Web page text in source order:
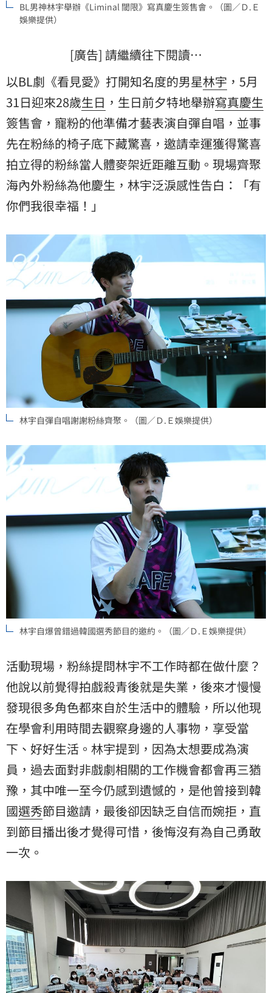
BL男神林宇舉辦《Liminal 閾限》寫真慶生簽售會。（圖／Ｄ.Ｅ
娛樂提供）
[廣告] 請繼續往下閱讀…
以BL劇《看見愛》打開知名度的男星林宇 ，5月
31日迎來28歲生日 ，生日前夕特地舉辦寫真慶生
簽售會，寵粉的他準備才藝表演自彈自唱，並事
先在粉絲的椅子底下藏驚喜，邀請幸運獲得驚喜
拍立得的粉絲當人體麥架近距離互動。現場齊聚
海內外粉絲為他慶生，林宇泛淚感性告白：「有
你們我很幸福！」
林宇自彈自唱謝謝粉絲齊聚。（圖／Ｄ.Ｅ娛樂提供）
林宇自爆曾錯過韓國選秀節目的邀約。（圖／Ｄ.Ｅ娛樂提供）
活動現場，粉絲提問林宇不工作時都在做什麼？
他說以前覺得拍戲殺青後就是失業，後來才慢慢
發現很多角色都來自於生活中的體驗，所以他現
在學會利用時間去觀察身邊的人事物，享受當
下、好好生活。林宇提到，因為太想要成為演
員，過去面對非戲劇相關的工作機會都會再三猶
豫，其中唯一至今仍感到遺憾的，是他曾接到韓
國選秀節目邀請，最後卻因缺乏自信而婉拒，直
到節目播出後才覺得可惜，後悔沒有為自己勇敢
一次。